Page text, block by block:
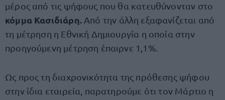
μέρος από τις ψήφους που θα κατευθύνονταν στο
κόμμα Κασιδιάρη.Από την άλλη εξαφανίζεται από
τη μέτρηση η Εθνική Δημιουργία η οποία στην
προηγούμενη μέτρηση έπαιρνε 1,1%.
Ως προς τη διαχρονικότητα της πρόθεσης ψήφου
στην ίδια εταιρεία, παρατηρούμε ότι τον Μάρτιο η